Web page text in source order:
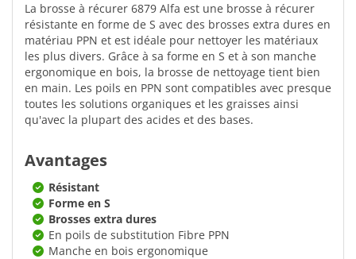
La brosse à récurer 6879 Alfa est une brosse à récurer
résistante en forme de S avec des brosses extra dures en
matériau PPN et est idéale pour nettoyer les matériaux
les plus divers. Grâce à sa forme en S et à son manche
ergonomique en bois, la brosse de nettoyage tient bien
en main. Les poils en PPN sont compatibles avec presque
toutes les solutions organiques et les graisses ainsi
qu'avec la plupart des acides et des bases.
Avantages
Résistant
Forme en S
Brosses extra dures
En poils de substitution Fibre PPN
Manche en bois ergonomique